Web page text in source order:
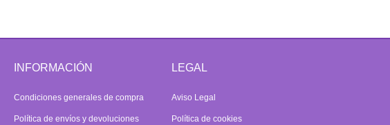
INFORMACIÓN
Condiciones generales de compra
Política de envíos y devoluciones
LEGAL
Aviso Legal
Política de cookies